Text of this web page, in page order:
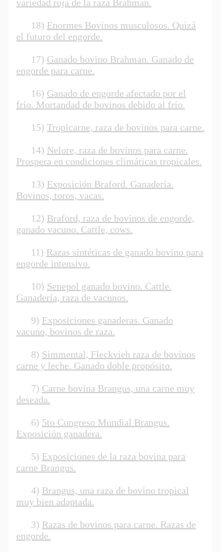
variedad roja de la raza Brahman.
18) Enormes Bovinos musculosos. Quizá
el futuro del engorde.
17) Ganado bovino Brahman. Ganado de
engorde para carne.
16) Ganado de engorde afectado por el
frío. Mortandad de bovinos debido al frío.
15) Tropicarne, raza de bovinos para carne.
14) Nelore, raza de bovinos para carne.
Prospera en condiciones climáticas tropicales.
13) Exposición Braford. Ganadería.
Bovinos, toros, vacas.
12) Braford, raza de bovinos de engorde,
ganado vacuno. Cattle, cows.
11) Razas sintéticas de ganado bovino para
engorde intensivo.
10) Senepol ganado bovino. Cattle.
Ganadería, raza de vacunos.
9) Exposiciones ganaderas. Ganado
vacuno, bovinos de raza.
8) Simmental, Fleckvieh raza de bovinos
carne y leche. Ganado doble propósito.
7) Carne bovina Brangus, una carne muy
deseada.
6) 5to Congreso Mundial Brangus.
Exposición ganadera.
5) Exposiciones de la raza bovina para
carne Brangus.
4) Brangus, una raza de bovino tropical
muy bien adaptada.
3) Razas de bovinos para carne. Razas de
engorde.